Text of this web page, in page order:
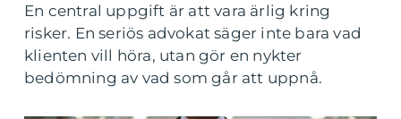
En central uppgift är att vara ärlig kring
risker. En seriös advokat säger inte bara vad
klienten vill höra, utan gör en nykter
bedömning av vad som går att uppnå.